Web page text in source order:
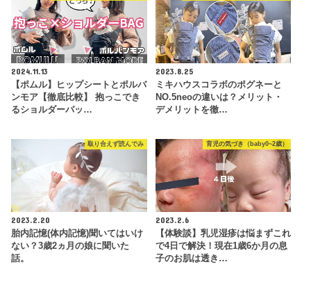
2024.11.13
【ポムル】ヒップシートとポルバ
ンモア【徹底比較】 抱っこでき
るショルダーバッ…
2023.8.25
ミキハウスコラボのポグネーと
NO.5neoの違いは？メリット・
デメリットを徹…
取り合えず読んでみ
2023.2.20
胎内記憶(体内記憶)聞いてはいけ
ない？3歳2ヵ月の娘に聞いた
話。
育児の気づき（baby0~2歳）
2023.2.6
【体験談】乳児湿疹は悩まずこれ
で4日で解決！現在1歳6か月の息
子のお肌は透き…